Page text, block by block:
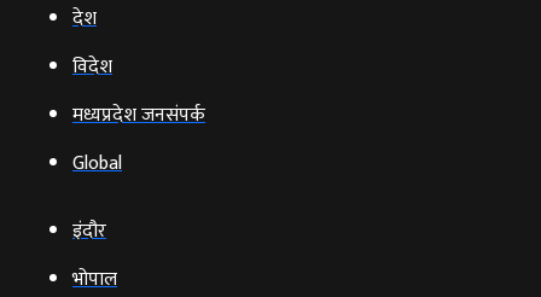
देश
विदेश
मध्यप्रदेश जनसंपर्क
Global
इंदौर
भोपाल